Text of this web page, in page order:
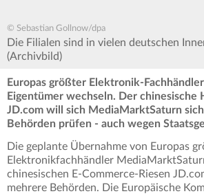
© Sebastian Gollnow/dpa
Die Filialen sind in vielen deutschen
(Archivbild)
Europas größter Elektronik-
Eigentümer wechseln. Der chinesische
JD.com will sich MediaMarktSaturn
Behörden prüfen - auch wegen
Die geplante Übernahme von Europas
Elektronikfachhändler
chinesischen E-Commerce-Riesen
mehrere Behörden. Die Europäische